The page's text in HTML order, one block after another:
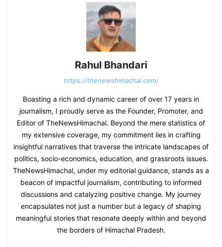
Rahul Bhandari
https://thenewshimachal.com/
Boasting a rich and dynamic career of over 17 years in
journalism, I proudly serve as the Founder, Promoter, and
Editor of TheNewsHimachal. Beyond the mere statistics of
my extensive coverage, my commitment lies in crafting
insightful narratives that traverse the intricate landscapes of
politics, socio-economics, education, and grassroots issues.
TheNewsHimachal, under my editorial guidance, stands as a
beacon of impactful journalism, contributing to informed
discussions and catalyzing positive change. My journey
encapsulates not just a number but a legacy of shaping
meaningful stories that resonate deeply within and beyond
the borders of Himachal Pradesh.